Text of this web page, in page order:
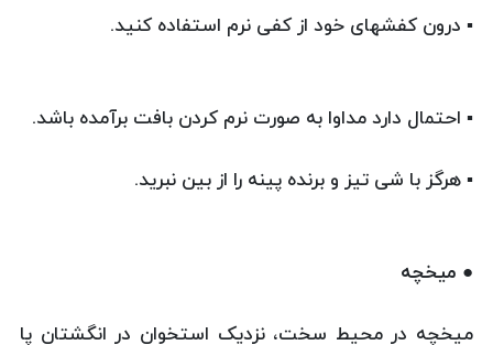
▪ درون کفشهای خود از کفی نرم استفاده کنید.
▪ احتمال دارد مداوا به صورت نرم کردن بافت برآمده باشد.
▪ هرگز با شی تیز و برنده پینه را از بین نبرید.
● میخچه
میخچه در محیط سخت، نزدیک استخوان در انگشتان پا